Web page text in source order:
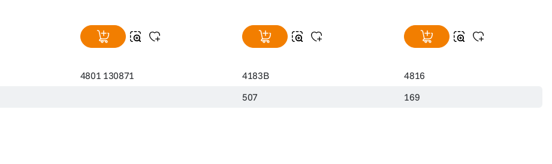
4801 130871 4183B
4816
507 169